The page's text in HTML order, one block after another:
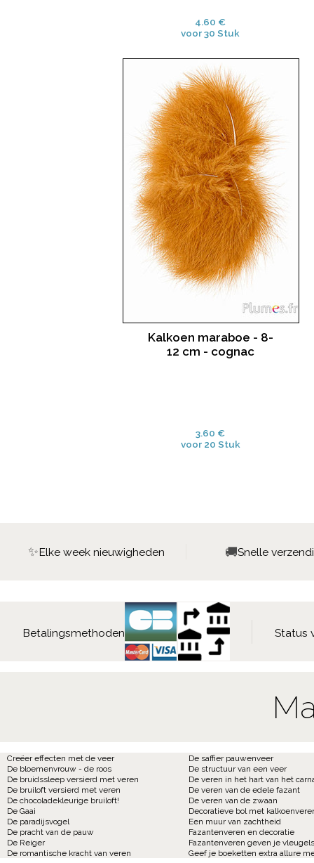
4.60 €
voor 30 Stuk
Kalkoen maraboe - 8-
12 cm - cognac
3.60 €
voor 20 Stuk
✨Elke week nieuwigheden 🚚Snelle
Betalingsmethoden Status
Creëer effecten met de veer
De bloemenvrouw - de roos
De bruidssleep versierd met veren
De bruiloft versierd met veren
De chocoladekleurige bruiloft!
De Gaai
De paradijsvogel
De pracht van de pauw
De Reiger
De romantische kracht van veren
De saffier pauwenveer
De structuur van een veer
De veren in het hart van het
De veren van de edele fazant
De veren van de zwaan
Decoratieve bol met
Een muur van zachtheid
Fazantenveren en decoratie
Fazantenveren geven je
Geef je boeketten extra allure